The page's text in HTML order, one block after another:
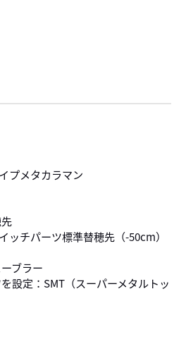
プメタカラマン
ッチパーツ標準替穂先（-50cm）
ブラー
設定：SMT（スーパーメタルトッ